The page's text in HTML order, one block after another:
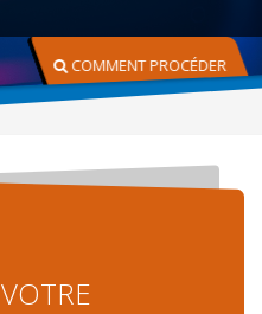
COMMENT PROCÉDER
VOTRE